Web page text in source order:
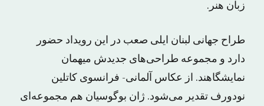
زبان هنر.
طراح جهانی لبنان ایلی صعب در این رویداد حضور
دارد و مجموعه طراحی‌های جدیدش میهمان
نمایشگاهند. از عکاس آلمانی- فرانسوی کاتلین
نودورف تقدیر می‌شود. ژان بوگوسیان هم مجموعه‌ای